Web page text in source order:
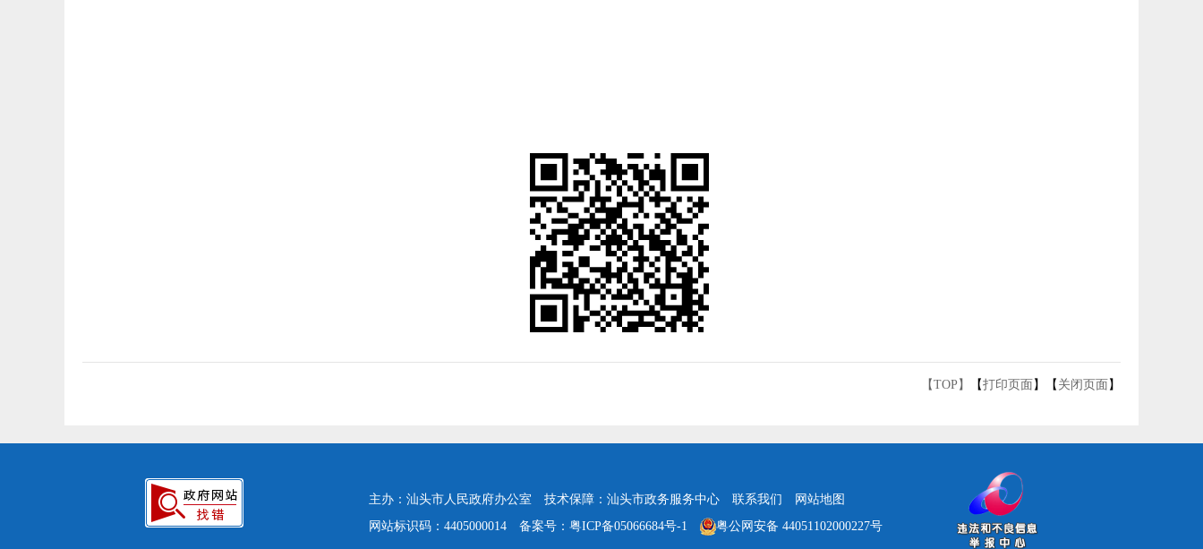
【TOP】 【打印页面】【 关闭页面】
主办：汕头市人民政府办公室 技术保障：汕头市政务服务中心 联系我们
网站地图
网站标识码：4405000014
备案号：粤ICP备05066684号-1 粤公网安备 44051102000227号